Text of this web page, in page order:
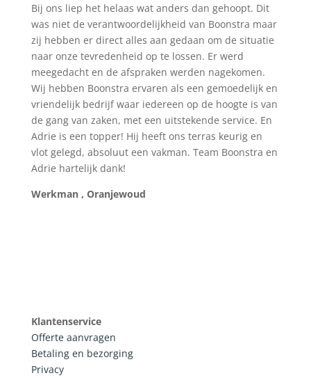
Bij ons liep het helaas wat anders dan gehoopt. Dit
was niet de verantwoordelijkheid van Boonstra maar
zij hebben er direct alles aan gedaan om de situatie
naar onze tevredenheid op te lossen. Er werd
meegedacht en de afspraken werden nagekomen.
Wij hebben Boonstra ervaren als een gemoedelijk en
vriendelijk bedrijf waar iedereen op de hoogte is van
de gang van zaken, met een uitstekende service. En
Adrie is een topper! Hij heeft ons terras keurig en
vlot gelegd, absoluut een vakman. Team Boonstra en
Adrie hartelijk dank!
Werkman , Oranjewoud
Klantenservice
Offerte aanvragen
Betaling en bezorging
Privacy